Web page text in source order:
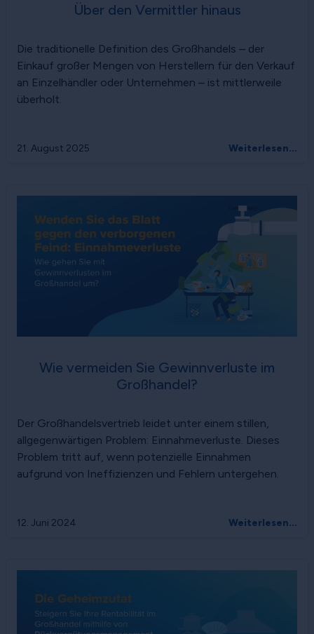
Über den Vermittler hinaus
Die traditionelle Definition des Großhandels – der
Einkauf großer Mengen von Herstellern für den Verkauf
an Einzelhändler oder Unternehmen – ist mittlerweile
überholt.
21. August 2025 Weiterlesen...
Wie vermeiden Sie Gewinnverluste im
Großhandel?
Der Großhandelsvertrieb leidet unter einem stillen,
allgegenwärtigen Problem: Einnahmeverluste. Dieses
Problem tritt auf, wenn potenzielle Einnahmen
aufgrund von Ineffizienzen und Fehlern untergehen.
12. Juni 2024 Weiterlesen...